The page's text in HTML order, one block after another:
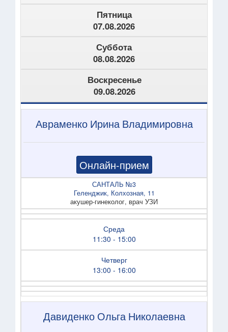
Пятница
07.08.2026
Суббота
08.08.2026
Воскресенье
09.08.2026
Авраменко Ирина Владимировна
Онлайн-прием
САНТАЛЬ №3
Геленджик, Колхозная, 11
акушер-гинеколог, врач УЗИ
Среда
11:30 - 15:00
Четверг
13:00 - 16:00
Давиденко Ольга Николаевна